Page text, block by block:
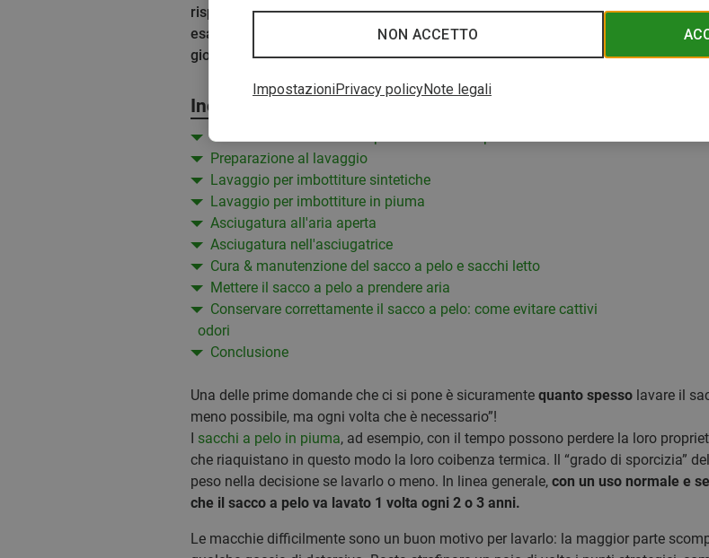
NON ACCETTO
ImpostazioniPrivacy policyNote legali
risposta, anzi! Il sacco a pelo deve essere lavato solo ed esclusivamente
esattamente? E come si deve fare? Con le giuste istruzioni e un po' di
gioco da ragazzi.
Indice
Overview: lavare sacchi a pelo sintetici e in piuma
Preparazione al lavaggio
Lavaggio per imbottiture sintetiche
Lavaggio per imbottiture in piuma
Asciugatura all'aria aperta
Asciugatura nell'asciugatrice
Cura & manutenzione del sacco a pelo e sacchi letto
Mettere il sacco a pelo a prendere aria
Conservare correttamente il sacco a pelo: come evitare cattivi
odori
Conclusione
Una delle prime domande che ci si pone è sicuramente quanto spessolavare il
meno possibile, ma ogni volta che è necessario”!
I sacchi a pelo in piuma, ad esempio, con il tempo possono perdere la loro
che riaquistano in questo modo la loro coibenza termica. Il “grado di sporcizia”
peso nella decisione se lavarlo o meno. In linea generale, con un uso normale e
che il sacco a pelo va lavato 1 volta ogni 2 o 3 anni.
Le macchie difficilmente sono un buon motivo per lavarlo: la maggior parte